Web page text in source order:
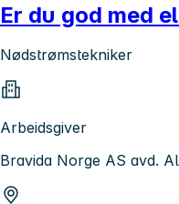
Er du god med
Nødstrømstekniker
Arbeidsgiver
Bravida Norge AS avd.